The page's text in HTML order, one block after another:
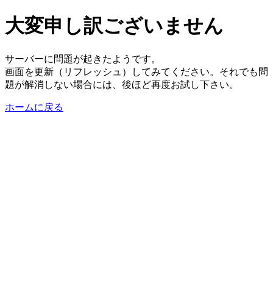
大変申し訳ございません
サーバーに問題が起きたようです。
画面を更新（リフレッシュ）してみてください。それでも問
題が解消しない場合には、後ほど再度お試し下さい。
ホームに戻る